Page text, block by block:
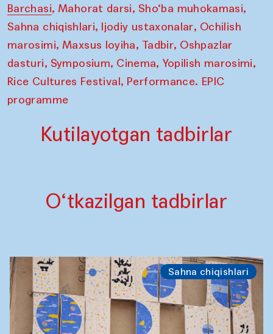
Barchasi, Mahorat darsi, Sho‘ba muhokamasi,
Sahna chiqishlari, Ijodiy ustaxonalar, Ochilish
marosimi, Maxsus loyiha, Tadbir, Oshpazlar
dasturi, Symposium, Cinema, Yopilish marosimi,
Rice Cultures Festival, Performance. EPIC
programme
Kutilayotgan tadbirlar
O‘tkazilgan tadbirlar
Sahna chiqishlari